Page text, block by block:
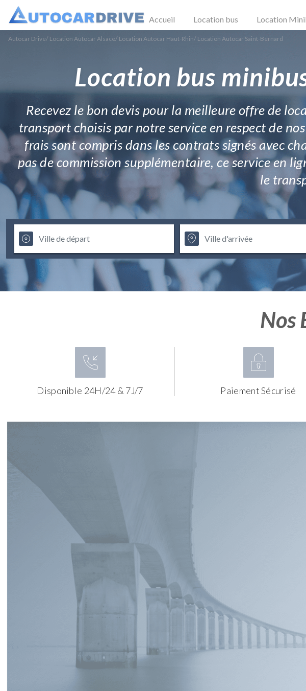
Accueil Location bus Location
Autocar Drive/ Location Autocar Alsace/ Location Autocar Haut-Rhin/ Location Autocar Saint-Bernard
Location bus
Recevez le bon devis pour la meilleure offre de
transport choisis par notre service en respect de
frais sont compris dans les contrats signés avec
pas de commission supplémentaire, ce service en
le
Nos
Disponible 24H/24 & 7J/7 Paiement Sécurisé